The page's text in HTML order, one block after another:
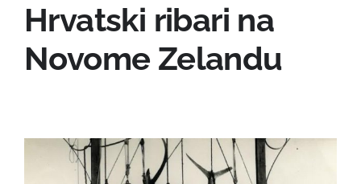
Hrvatski ribari na
Novome Zelandu